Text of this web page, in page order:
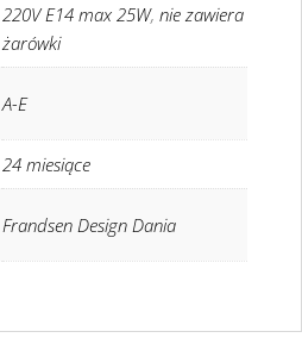
220V E14 max 25W, nie zawiera
żarówki
A-E
24 miesiące
Frandsen Design Dania